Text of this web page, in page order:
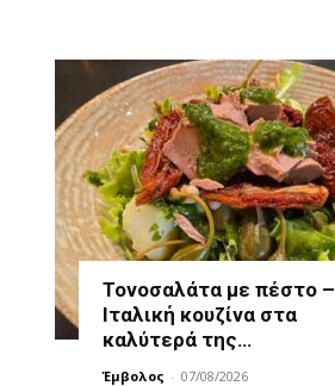
Τονοσαλάτα με πέστο –
Ιταλική κουζίνα στα
καλύτερά της…
Έμβολος - 07/08/2026